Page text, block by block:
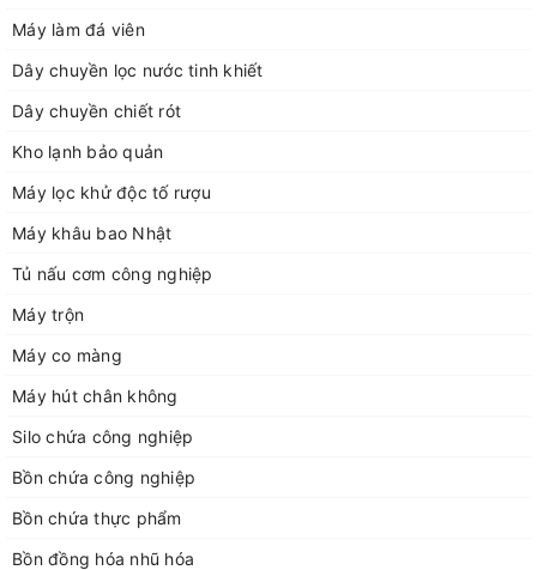
Máy làm đá viên
Dây chuyền lọc nước tinh khiết
Dây chuyền chiết rót
Kho lạnh bảo quản
Máy lọc khử độc tố rượu
Máy khâu bao Nhật
Tủ nấu cơm công nghiệp
Máy trộn
Máy co màng
Máy hút chân không
Silo chứa công nghiệp
Bồn chứa công nghiệp
Bồn chứa thực phẩm
Bồn đồng hóa nhũ hóa